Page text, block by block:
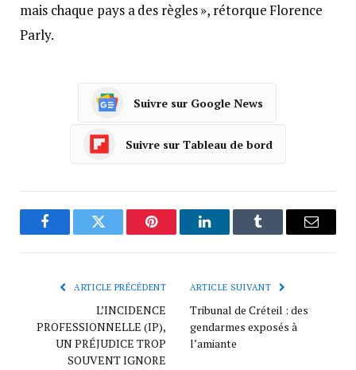
mais chaque pays a des règles », rétorque Florence
Parly.
Suivre sur Google News
Suivre sur Tableau de bord
FacebookTwitter Pinterest LinkedInTumblr
ARTICLE PRÉCÉDENT
L’INCIDENCE
PROFESSIONNELLE (IP),
UN PRÉJUDICE TROP
SOUVENT IGNORE
ARTICLE SUIVANT
Tribunal de Créteil : des
gendarmes exposés à
l’amiante